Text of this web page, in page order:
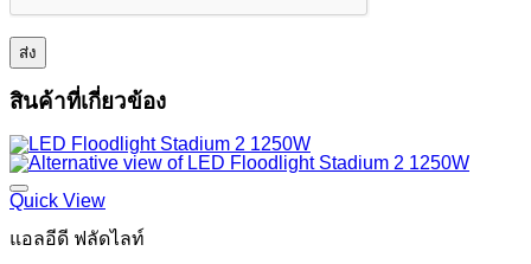
สินค้าที่เกี่ยวข้อง
Quick View
แอลอีดี ฟลัดไลท์